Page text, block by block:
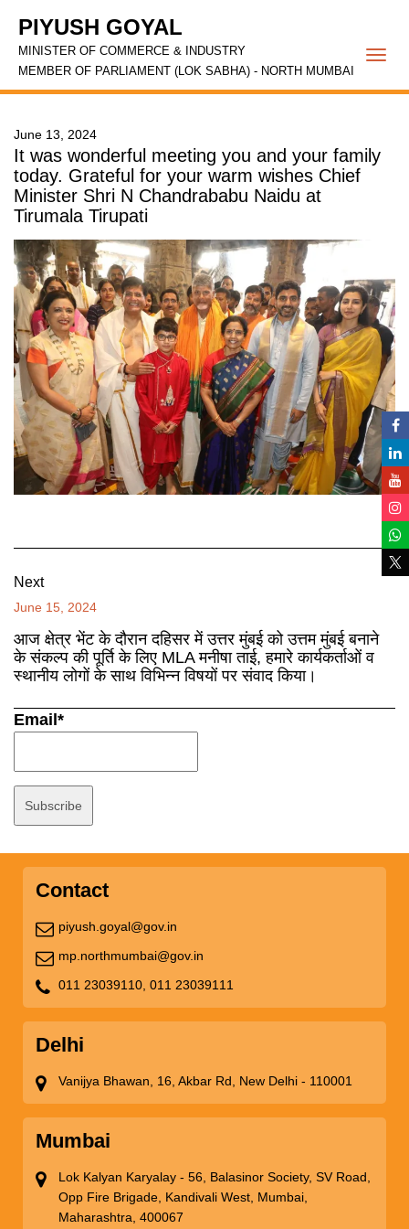
PIYUSH GOYAL
MINISTER OF COMMERCE & INDUSTRY
MEMBER OF PARLIAMENT (LOK SABHA) - NORTH MUMBAI
June 13, 2024
It was wonderful meeting you and your family
today. Grateful for your warm wishes Chief
Minister Shri N Chandrababu Naidu at
Tirumala Tirupati
Next
June 15, 2024
आज क्षेत्र भेंट के दौरान दहिसर में उत्तर मुंबई को उत्तम मुंबई बनाने
के संकल्प की पूर्ति के लिए MLA मनीषा ताई, हमारे कार्यकर्ताओं व
स्थानीय लोगों के साथ विभिन्न विषयों पर संवाद किया।
Email*
Contact
piyush.goyal@gov.in
mp.northmumbai@gov.in
011 23039110, 011 23039111
Delhi
Vanijya Bhawan, 16, Akbar Rd, New Delhi - 110001
Mumbai
Lok Kalyan Karyalay - 56, Balasinor Society, SV Road,
Opp Fire Brigade, Kandivali West, Mumbai,
Maharashtra, 400067